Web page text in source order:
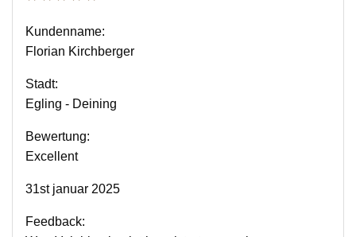
Kundenname:
Florian Kirchberger
Stadt:
Egling - Deining
Bewertung:
Excellent
31st januar 2025
Feedback: